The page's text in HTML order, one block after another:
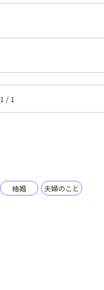
1 / 1
結婚 夫婦のこと